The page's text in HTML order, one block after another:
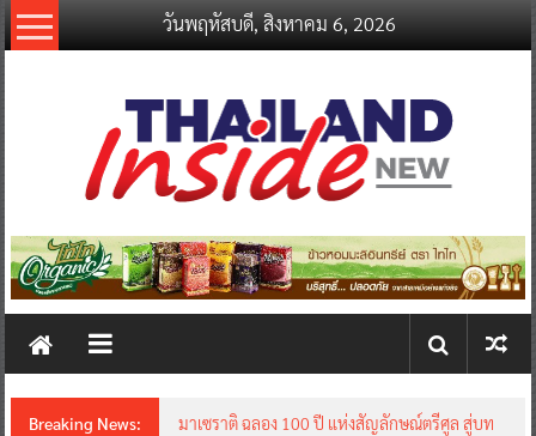
Skip
to
วันพฤหัสบดี, สิงหาคม 6, 2026
thailandinsidenew.com
Thailand
New
Breaking News:
มาเซราติ ฉลอง 100 ปี แห่งสัญลักษณ์ตรีศูล สู่บท